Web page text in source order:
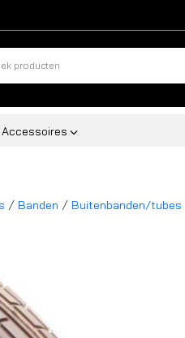
/ Banden / Buitenbanden/tubes